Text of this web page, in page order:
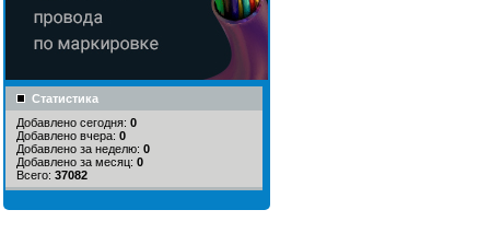
Статистика
Добавлено сегодня: 0
Добавлено вчера: 0
Добавлено за неделю: 0
Добавлено за месяц: 0
Всего: 37082